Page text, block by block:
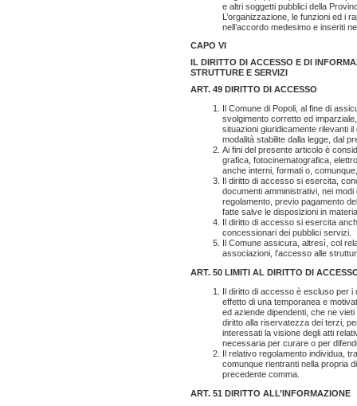
e altri soggetti pubblici della
L’organizzazione, le funzioni ed i
nell’accordo medesimo e inseriti
CAPO VI
IL DIRITTO DI ACCESSO E DI
STRUTTURE E SERVIZI
ART. 49 DIRITTO DI ACCESSO
Il Comune di Popoli, al fine di
svolgimento corretto ed
situazioni giuridicamente rilevanti
modalità stabilite dalla legge, dal
Ai fini del presente articolo è
grafica, fotocinematografica,
anche interni, formati o,
Il diritto di accesso si esercita,
documenti amministrativi, nei
regolamento, previo pagamento
fatte salve le disposizioni in
Il diritto di accesso si esercita
concessionari dei pubblici servizi.
Il Comune assicura, altresì, col
associazioni, l’accesso alle
ART. 50 LIMITI AL DIRITTO DI
Il diritto di accesso è escluso per
effetto di una temporanea e
ed aziende dipendenti, che ne
diritto alla riservatezza dei terzi,
interessati la visione degli atti
necessaria per curare o per
Il relativo regolamento individua,
comunque rientranti nella propria
precedente comma.
ART. 51 DIRITTO ALL’INFORMAZIONE